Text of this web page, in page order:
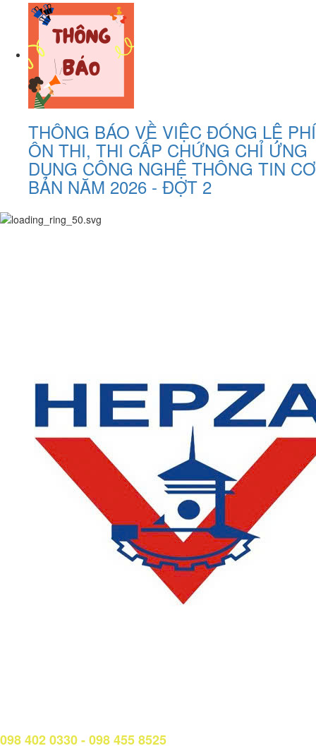
THÔNG BÁO VỀ VIỆC ĐÓNG LỆ PHÍ
ÔN THI, THI CẤP CHỨNG CHỈ ỨNG
DỤNG CÔNG NGHỆ THÔNG TIN CƠ
BẢN NĂM 2026 - ĐỢT 2
098 402 0330 - 098 455 8525